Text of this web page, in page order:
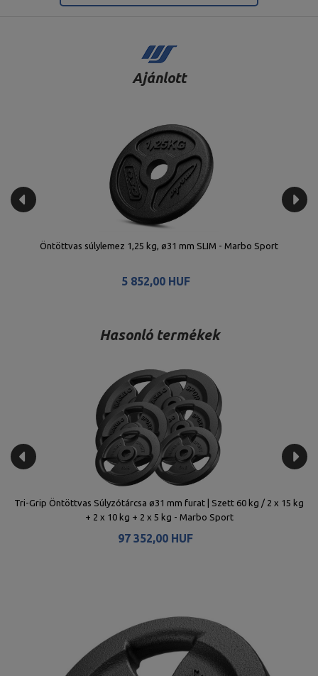
Ajánlott
Öntöttvas súlylemez 15 kg, ø31 mm SLIM - Marbo Sport
30 890,00 HUF
Hasonló termékek
Tri-Grip Öntöttvas Súlyzótárcsa ø31 mm furat | Szett 60 kg / 2 x 15 kg
+ 2 x 10 kg + 2 x 5 kg - Marbo Sport
97 352,00 HUF